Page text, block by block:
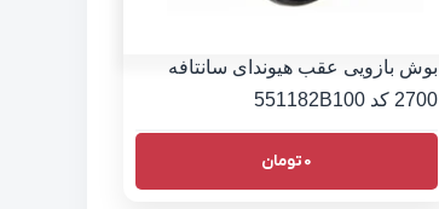
بوش بازویی عقب هیوندای سانتافه
2700 کد 551182B100
0تومان